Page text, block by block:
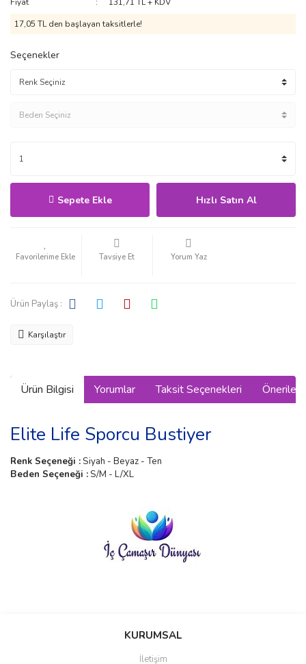
17,05 TL den başlayan taksitlerle!
Seçenekler
Sepete Ekle Hızlı Satın Al
Tavsiye Et Yorum Yaz
Ürün Paylaş :
Karşılaştır
Ürün Bilgisi Yorumlar Taksit Seçenekleri
Elite Life Sporcu Bustiyer
Renk Seçeneği : Siyah - Beyaz - Ten
Beden Seçeneği : S/M - L/XL
Bu ürüne ilk yorumu siz yapın!
KURUMSAL
İletişim